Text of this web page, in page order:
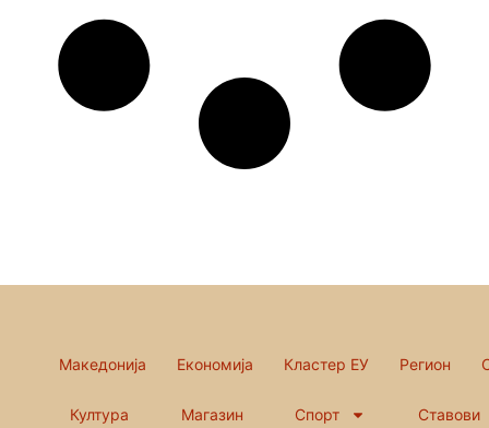
Македонија Економија Кластер ЕУ Регион
Култура Магазин Спорт Ставови